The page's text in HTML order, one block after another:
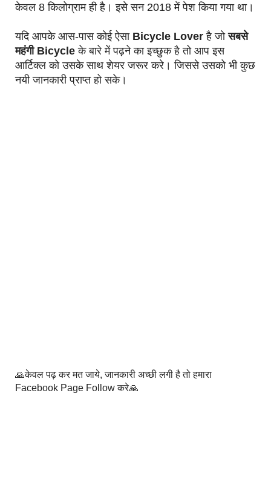
केवल 8 किलोग्राम ही है। इसे सन 2018 में पेश किया गया था।
यदि आपके आस-पास कोई ऐसा Bicycle Lover है जोसबसे
महंगी Bicycle के बारे में पढ़ने का इच्छुक है तो आप इस
आर्टिक्ल को उसके साथ शेयर जरूर करे। जिससे उसको भी कुछ
नयी जानकारी प्राप्त हो सके।
🙏केवल पढ़ कर मत जाये, जानकारी अच्छी लगी है तो हमारा
Facebook Page Follow करे🙏